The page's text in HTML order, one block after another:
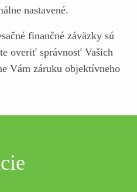
nastavené.
finančné záväzky sú
overiť správnosť Vašich
Vám záruku objektívneho